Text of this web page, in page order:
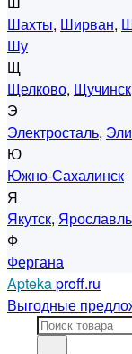
Шахты, Ширван,
Шу
Щ
Щелково, Щучинск
Э
Электросталь,
Ю
Южно-Сахалинск
Я
Якутск, Ярославль
Ф
Фергана
Aptekaproff.ru
Выгодные